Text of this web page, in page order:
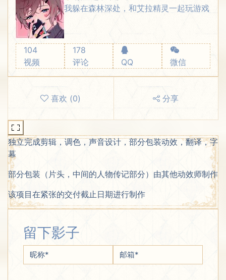
我躲在森林深处，和艾拉精灵一起玩游戏
104
视频
178
评论
QQ 微信
喜欢 (0) 分享
独立完成剪辑，调色，声音设计，部分包装动效，翻译，字
幕
部分包装（片头，中间的人物传记部分）由其他动效师制作
该项目在紧张的交付截止日期进行制作
留下影子
昵称* 邮箱*